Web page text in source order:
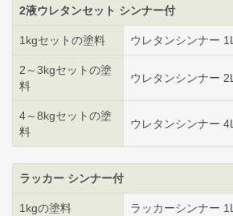
2液ウレタンセット シンナー付
1kgセットの塗料 ウレタンシンナー 1L
2～3kgセットの塗
料
ウレタンシンナー 2L
4～8kgセットの塗
料
ウレタンシンナー 4L
ラッカー シンナー付
1kgの塗料 ラッカーシンナー 1L